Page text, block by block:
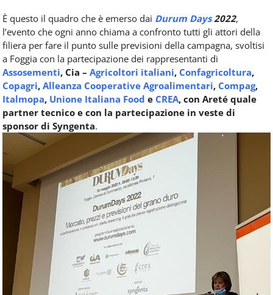
È questo il quadro che è emerso dai Durum Days2022,
l’evento che ogni anno chiama a confronto tutti gli attori della
filiera per fare il punto sulle previsioni della campagna, svoltisi
a Foggia con la partecipazione dei rappresentanti di
Assosementi, Cia – Agricoltori italiani, Confagricoltura,
Copagri, Alleanza Cooperative Agroalimentari, Compag,
Italmopa, Unione Italiana Food e CREA, con Areté quale
partner tecnico e con la partecipazione in veste di
sponsor di Syngenta.